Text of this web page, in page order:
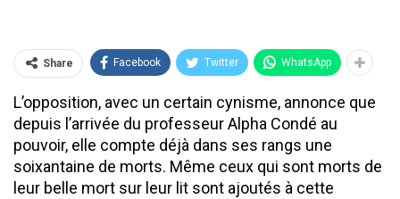
Share Facebook Twitter WhatsApp
L’opposition, avec un certain cynisme, annonce que
depuis l’arrivée du professeur Alpha Condé au
pouvoir, elle compte déjà dans ses rangs une
soixantaine de morts. Même ceux qui sont morts de
leur belle mort sur leur lit sont ajoutés à cette